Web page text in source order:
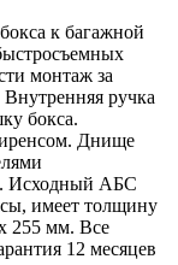
к багажной
монтаж за
ручка
бокса.
Днище
Исходный АБС
имеет толщину
255 мм. Все
12 месяцев